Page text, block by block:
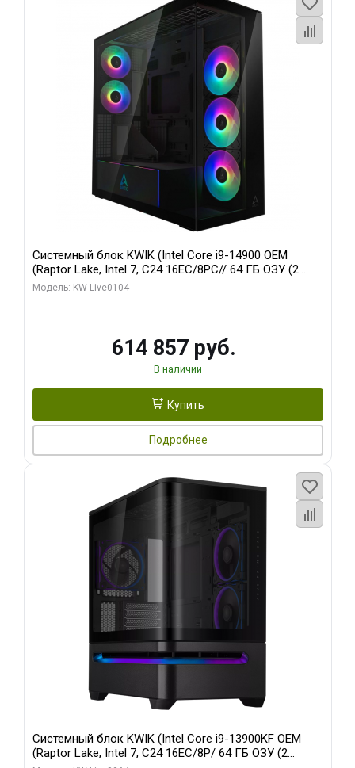
Системный блок KWIK (Intel Core i9-14900 OEM
(Raptor Lake, Intel 7, C24 16EC/8PC// 64 ГБ ОЗУ (2
модуля)/ Afox RTX4090 24GB GDDR6X 384-Bit 3xDP
Модель: KW-Live0104
614 857 руб.
В наличии
Купить
Подробнее
Системный блок KWIK (Intel Core i9-13900KF OEM
(Raptor Lake, Intel 7, C24 16EC/8P/ 64 ГБ ОЗУ (2